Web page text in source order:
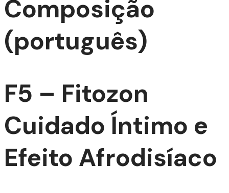
Composição
(português)
F5 – Fitozon
Cuidado Íntimo e
Efeito Afrodisíaco